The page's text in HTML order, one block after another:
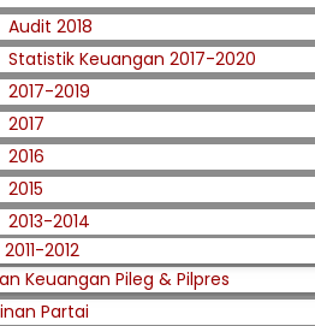
Audit 2018
Statistik Keuangan 2017-2020
2017-2019
2017
2016
2015
2013-2014
2011-2012
Keuangan Pileg & Pilpres
Partai